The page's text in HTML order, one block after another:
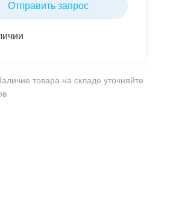
Отправить запрос
товара на складе уточняйте